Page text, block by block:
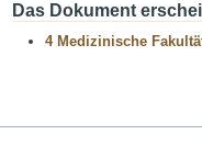
Das Dokument
4 Medizinische